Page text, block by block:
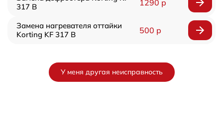
317 B
1290 р
Замена нагревателя оттайки
Korting KF 317 B
500 р
У меня другая неисправность